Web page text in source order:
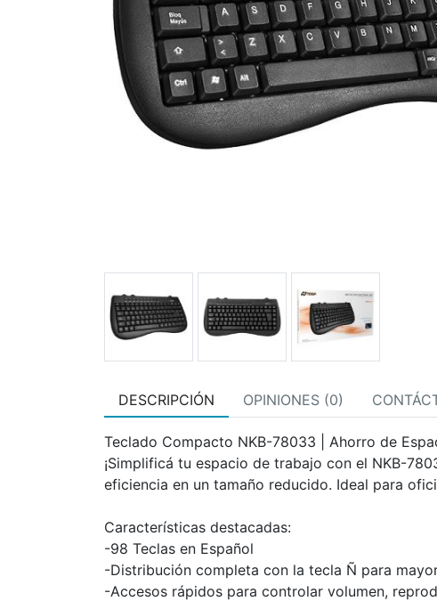
DESCRIPCIÓN OPINIONES (0)
Teclado Compacto NKB-78033 | Ahorro de
¡Simplificá tu espacio de trabajo con el NKB-
eficiencia en un tamaño reducido. Ideal para
Características destacadas:
-98 Teclas en Español
-Distribución completa con la tecla Ñ para
-Accesos rápidos para controlar volumen,